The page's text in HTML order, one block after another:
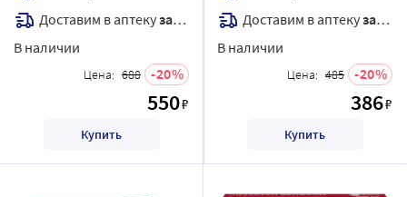
Доставим в аптекузавтра
В наличии
Цена: 688 20
550₽
Купить
Доставим в аптекузавтра
В наличии
Цена: 485 20
386₽
Купить